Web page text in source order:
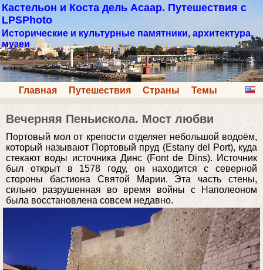
Кастельон и Коста дель Асаар. Путешествия с
LPSPhoto
Исторические и культурные памятники, архитектура,
музеи
Главная Путешествия Страны Темы
Вечерняя Пеньискола. Мост любви
Портовый мол от крепости отделяет небольшой водоём,
который называют Портовый пруд (Estany del Port), куда
стекают воды источника Динс (Font de Dins). Источник
был открыт в 1578 году, он находится с северной
стороны бастиона Святой Марии. Эта часть стены,
сильно разрушенная во время войны с Наполеоном
была восстановлена совсем недавно.